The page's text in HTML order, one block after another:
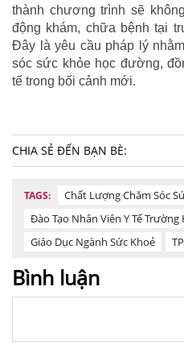
thành chương trình sẽ
động khám, chữa bệnh tại
Đây là yêu cầu pháp lý
sóc sức khỏe học đường,
tế trong bối cảnh mới.
CHIA SẺ ĐẾN BẠN BÈ:
TAGS:
Chất Lượng Chăm Sóc
Đào Tạo Nhân Viên Y Tế Trường
Giáo Dục Ngành Sức Khoẻ
Bình luận